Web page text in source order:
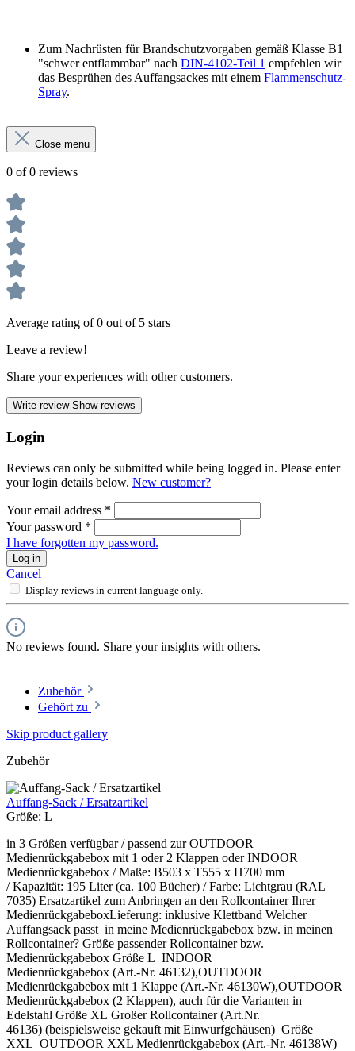
Zum Nachrüsten für Brandschutzvorgaben gemäß Klasse B1
"schwer entflammbar" nach DIN-4102-Teil 1 empfehlen wir
das Besprühen des Auffangsackes mit einem Flammenschutz-
Spray.
Close menu
0 of 0 reviews
Average rating of 0 out of 5 stars
Leave a review!
Share your experiences with other customers.
Write review Show reviews
Login
Reviews can only be submitted while being logged in. Please enter
your login details below. New customer?
Your email address *
Your password *
I have forgotten my password.
Log in
Cancel
Display reviews in current language only.
No reviews found. Share your insights with others.
Zubehör
Gehört zu
Skip product gallery
Zubehör
Auffang-Sack / Ersatzartikel
Größe: L
in 3 Größen verfügbar / passend zur OUTDOOR
Medienrückgabebox mit 1 oder 2 Klappen oder INDOOR
Medienrückgabebox / Maße: B503 x T555 x H700 mm
/ Kapazität: 195 Liter (ca. 100 Bücher) / Farbe: Lichtgrau (RAL
7035) Ersatzartikel zum Anbringen an den Rollcontainer Ihrer
MedienrückgabeboxLieferung: inklusive Klettband Welcher
Auffangsack passt in meine Medienrückgabebox bzw. in meinen
Rollcontainer? Größe passender Rollcontainer bzw.
Medienrückgabebox Größe L INDOOR
Medienrückgabebox (Art.-Nr. 46132),OUTDOOR
Medienrückgabebox mit 1 Klappe (Art.-Nr. 46130W),OUTDOOR
Medienrückgabebox (2 Klappen), auch für die Varianten in
Edelstahl Größe XL Großer Rollcontainer (Art.Nr.
46136) (beispielsweise gekauft mit Einwurfgehäusen) Größe
XXL OUTDOOR XXL Medienrückgabebox (Art.-Nr. 46138W)